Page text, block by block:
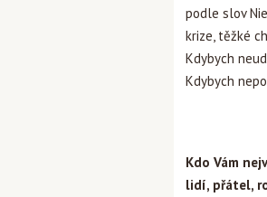
podle slov
krize, těžké
Kdybych
Kdybych
Kdo Vám
lidí, přátel,